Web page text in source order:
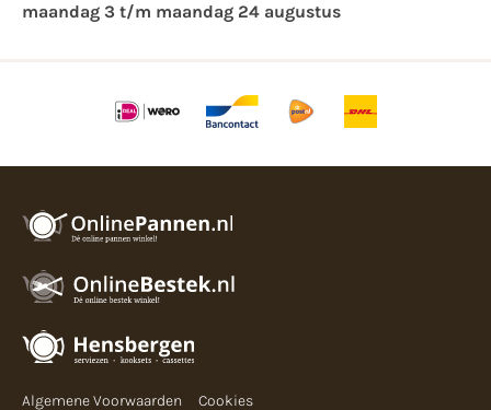
maandag 3 t/m maandag 24 augustus
Algemene Voorwaarden Cookies